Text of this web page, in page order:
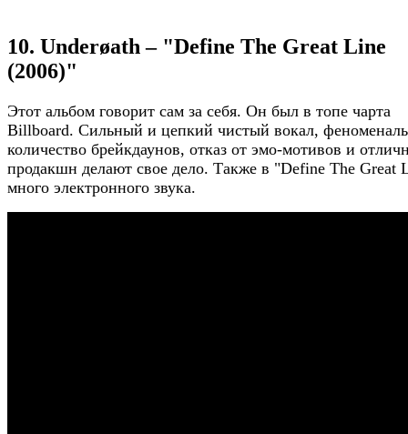
10. Underøath – "Define The Great Line
(2006)"
Этот альбом говорит сам за себя. Он был в топе чарта
Billboard. Сильный и цепкий чистый вокал,
количество брейкдаунов, отказ от эмо-мотивов и
продакшн делают свое дело. Также в "Define The Great
много электронного звука.